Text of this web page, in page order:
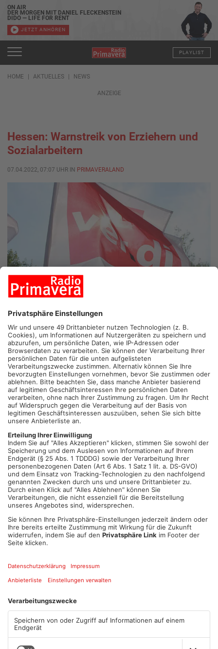
ON AIR
DER MORGEN MIT DANIEL FLECKENSTEIN
DIDO — LIFE FOR RENT
JETZT ANHÖREN
PLAYLIST
HOME AKTUELLES NEWS
ANZEIGE
Hessen: Warnstreik von Erziehern und
Sozialarbeitern
07.04.2022, 07:07 UHR IN PRIMAVERALAND
HESSEN.Für Erzieher und Sozialarbeiter im Main-Kinzig-Kreis
und im Kreis Offenbach ist heute ein ganztägiger Warnstreik
geplant. Die zwei vorherigen Tarifverhandlungen haben laut der
Gewerkschaft ver.di keine Annäherung gegeben. Beschäftigte
im Sozial- und Erzieherdienst aus dem Kreis Offenbach sind
daher dazu aufgerufen, vor dem Rathausplatz in Dietzenbach
zu demonstrieren – Beschäftigte aus dem Main-Kinzig-Kreis
treffen sich am Morgen vor der Kreisverwaltung in Gelnhausen.
Artikel teilen
ANZEIGE
Mehr aus
Primaveraland